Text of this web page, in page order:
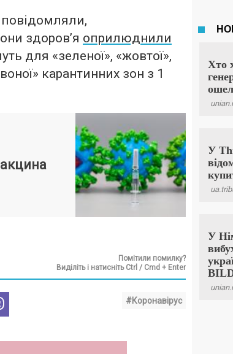
здоров’я оприлюднили
для «зеленої», «жовтої»,
карантинних зон з 1
Помітили помилку?
Виділіть і натисніть Ctrl / Cmd + Enter
#Коронавірус